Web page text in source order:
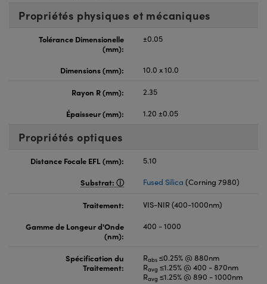
Propriétés physiques et mécaniques
Tolérance Dimensionelle
(mm):
±0.05
Dimensions (mm): 10.0 x 10.0
Rayon R (mm):
2.35
Épaisseur (mm):
1.20 ±0.05
Propriétés optiques
Distance Focale EFL (mm):
5.10
Substrat:
Fused Silica (Corning 7980)
Traitement:
VIS-NIR (400-1000nm)
Gamme de Longeur d'Onde
(nm):
400 - 1000
Spécification du
Traitement:
Rabs ≤0.25% @ 880nm
Ravg ≤1.25% @ 400 - 870nm
Ravg ≤1.25% @ 890 - 1000nm